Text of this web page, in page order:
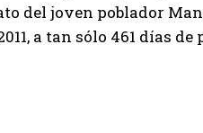
del joven poblador
a tan sólo 461 días de